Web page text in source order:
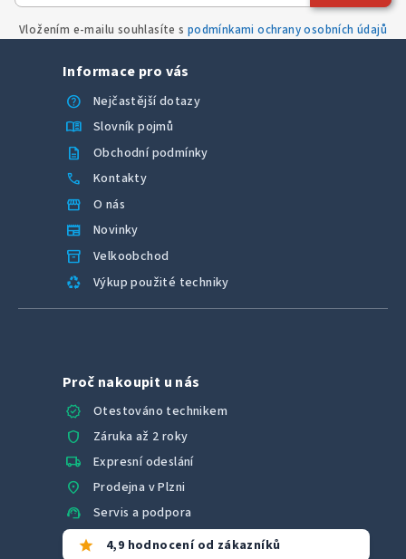
Vložením e-mailu souhlasíte s podmínkami ochrany osobních údajů
Informace pro vás
help
Nejčastější dotazy
menu_book Slovník pojmů
description Obchodní podmínky
call Kontakty
storefront O nás
newspaper Novinky
inventory_2 Velkoobchod
recycling Výkup použité techniky
Proč nakoupit u nás
verified
Otestováno technikem
shield Záruka až 2 roky
local_shipping Expresní odeslání
location_on Prodejna v Plzni
support_agent Servis a podpora
star 4,9 hodnocení od zákazníků